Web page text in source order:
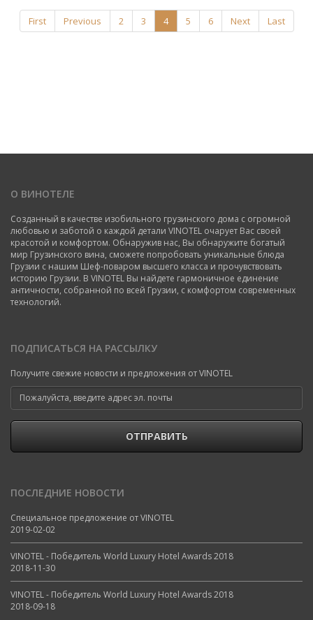
First Previous 2 3 4 5 6 Next Last
О ВИНОТЕЛЕ
Созданный в качестве изобильного грузинского дома с огромной
любовью и заботой о каждой детали VINOTEL очарует Вас своей
красотой и комфортом. Обнаружив нас, Вы обнаружите богатый
мир Грузинского вина, сможете попробовать уникальные блюда
Грузии с нашим Шеф-поваром высшего класса и прочувствовать
историю Грузии. В VINOTEL Вы найдете гармоничное единение
античности, собранной по всей Грузии, с комфортом современных
технологий.
ПОДПИСАТЬСЯ НА РАССЫЛКУ
Получите свежие новости и предложения от VINOTEL
ОТПРАВИТЬ
ПОСЛЕДНИЕ НОВОСТИ
Специальное предложение от VINOTEL
2019-02-02
VINOTEL - Победитель World Luxury Hotel Awards 2018
2018-11-30
VINOTEL - Победитель World Luxury Hotel Awards 2018
2018-09-18